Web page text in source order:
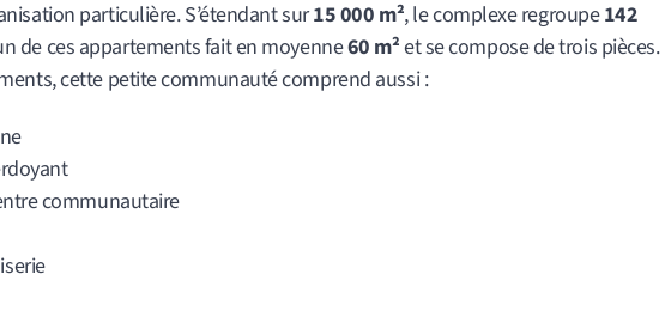
particulière. S’étendant sur15 000 m², le complexe regroupe142
de ces appartements fait en moyenne60 m²et se compose de trois pièces.
cette petite communauté comprend aussi :
communautaire